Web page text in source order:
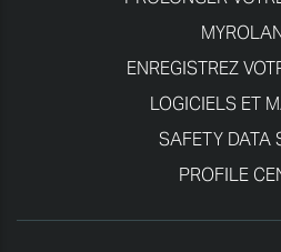
ENREGISTREZ
LOGICIELS ET
SAFETY DATA
PROFILE